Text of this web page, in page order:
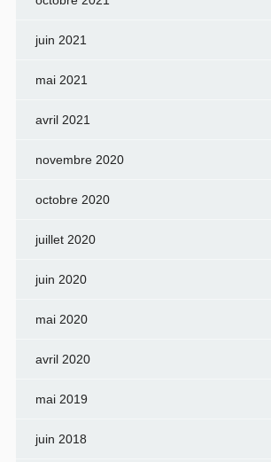
juin 2021
mai 2021
avril 2021
novembre 2020
octobre 2020
juillet 2020
juin 2020
mai 2020
avril 2020
mai 2019
juin 2018